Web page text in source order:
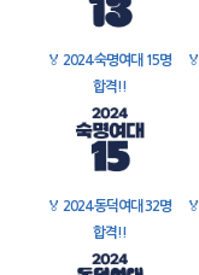
🏅 2024 숙명여대 15명
합격!!
🏅
🏅 2024 동덕여대 32명
합격!!
🏅